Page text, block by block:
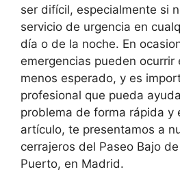
ser difícil, especialmente si
servicio de urgencia en
día o de la noche. En
emergencias pueden ocurrir
menos esperado, y es
profesional que pueda
problema de forma rápida y
artículo, te presentamos a
cerrajeros del Paseo Bajo
Puerto, en Madrid.